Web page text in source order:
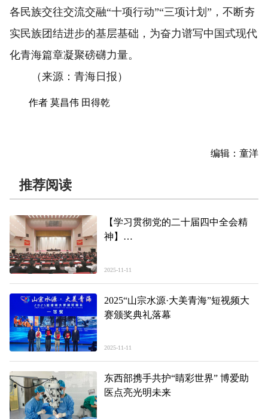
各民族交往交流交融“十项行动”“三项计划”，不断夯
实民族团结进步的基层基础，为奋力谱写中国式现代
化青海篇章凝聚磅礴力量。
（来源：青海日报）
作者 莫昌伟 田得乾
编辑：童洋
推荐阅读
【学习贯彻党的二十届四中全会精
神】
川出席
2025-11-11
2025“山宗水源·大美青海”短视频大
赛颁奖典礼落幕
2025-11-11
东西部携手共护“睛彩世界” 博爱助
医点亮光明未来